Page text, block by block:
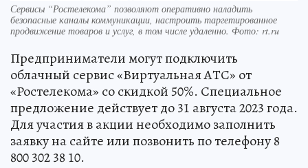
Сервисы “Ростелекома” позволяют оперативно наладить
безопасные каналы коммуникации, настроить таргетированное
продвижение товаров и услуг, в том числе удаленно. Фото: rt.ru
Предприниматели могут подключить
облачный сервис «Виртуальная АТС» от
«Ростелекома» со скидкой 50%. Специальное
предложение действует до 31 августа 2023 года.
Для участия в акции необходимо заполнить
заявку на сайте или позвонить по телефону 8
800 302 38 10.